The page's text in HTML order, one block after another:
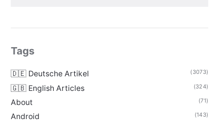
Tags
🇩🇪 Deutsche Artikel (3073)
🇬🇧 English Articles (324)
About (71)
Android (143)